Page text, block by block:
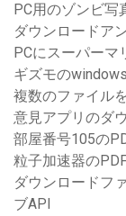
PC用のゾンビ写
ダウンロードア
PCにスーパー
ギズモの
複数のファイル
意見アプリのダ
部屋番号105の
粒子加速器の
ダウンロードフ
ブAPI